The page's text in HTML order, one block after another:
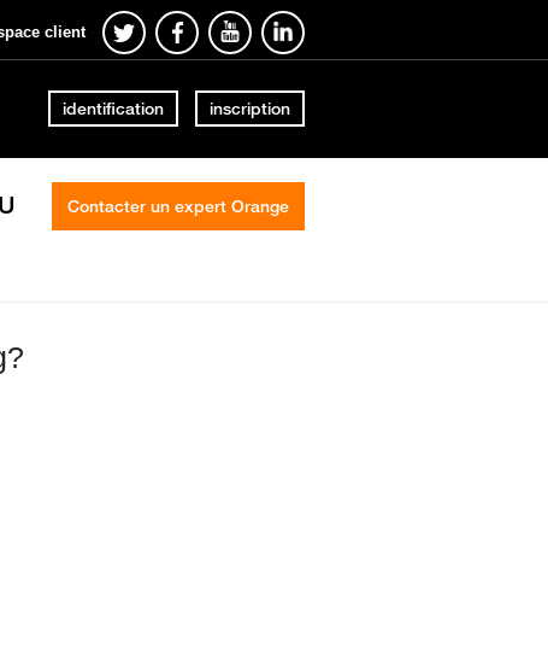
client
identification inscription
Contacter un expert Orange